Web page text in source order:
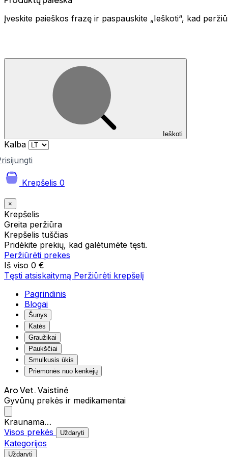
Įveskite paieškos frazę ir paspauskite „Ieškoti“, kad
Ieškoti
Kalba
Krepšelis 0
×
Krepšelis
Greita peržiūra
Krepšelis tuščias
Pridėkite prekių, kad galėtumėte tęsti.
Peržiūrėti prekes
Iš viso 0 €
Tęsti atsiskaitymą Peržiūrėti krepšelį
Pagrindinis
Blogai
Šunys
Katės
Graužikai
Paukščiai
Smulkusis ūkis
Priemonės nuo kenkėjų
Aro Vet. Vaistinė
Gyvūnų prekės ir medikamentai
Kraunama…
Visos prekės
Uždaryti
Kategorijos
Uždaryti